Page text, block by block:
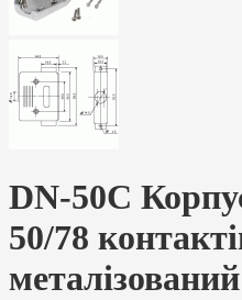
DN-50C
50/78
металізований